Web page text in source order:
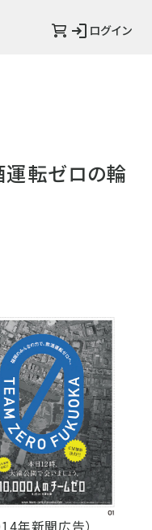
ログイン
転ゼロの輪
年新聞広告）